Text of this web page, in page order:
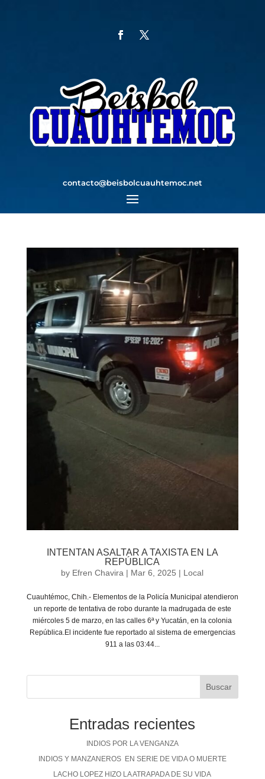
contacto@beisbolcuauhtemoc.net
INTENTAN ASALTAR A TAXISTA EN LA
REPÚBLICA
by Efren Chavira | Mar 6, 2025 | Local
Cuauhtémoc, Chih.- Elementos de la Policía Municipal atendieron
un reporte de tentativa de robo durante la madrugada de este
miércoles 5 de marzo, en las calles 6ª y Yucatán, en la colonia
República.El incidente fue reportado al sistema de emergencias
911 a las 03:44...
Buscar
Entradas recientes
INDIOS POR LA VENGANZA
INDIOS Y MANZANEROS EN SERIE DE VIDA O MUERTE
LACHO LOPEZ HIZO LA ATRAPADA DE SU VIDA